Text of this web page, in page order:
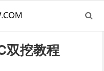
双挖教程